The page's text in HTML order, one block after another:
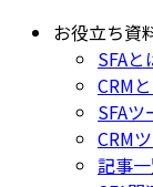
お役立ち資
SFAと
CRM
SFA
CRM
記事